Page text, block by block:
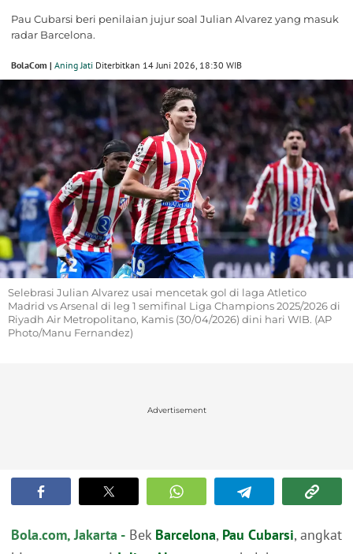
Pau Cubarsi beri penilaian jujur soal Julian Alvarez yang masuk
radar Barcelona.
BolaCom | Aning Jati Diterbitkan 14 Juni 2026, 18:30 WIB
Selebrasi Julian Alvarez usai mencetak gol di laga Atletico
Madrid vs Arsenal di leg 1 semifinal Liga Champions 2025/2026 di
Riyadh Air Metropolitano, Kamis (30/04/2026) dini hari WIB. (AP
Photo/Manu Fernandez)
Advertisement
Bola.com, Jakarta - Bek Barcelona, Pau Cubarsi, angkat